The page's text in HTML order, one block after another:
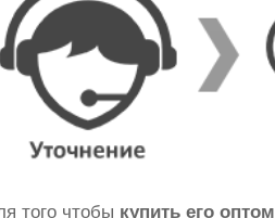
того чтобы купить его